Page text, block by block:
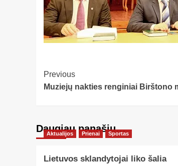
Post
Navigation
Previous
Muziejų nakties renginiai Birštono
Daugiau panašių…
Aktualijos Prienai Sportas
Lietuvos sklandytojai liko šalia